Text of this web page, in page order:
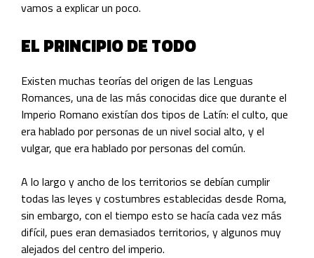
vamos a explicar un poco.
EL PRINCIPIO DE TODO
Existen muchas teorías del origen de las Lenguas
Romances, una de las más conocidas dice que durante el
Imperio Romano existían dos tipos de Latín: el culto, que
era hablado por personas de un nivel social alto, y el
vulgar, que era hablado por personas del común.
A lo largo y ancho de los territorios se debían cumplir
todas las leyes y costumbres establecidas desde Roma,
sin embargo, con el tiempo esto se hacía cada vez más
difícil, pues eran demasiados territorios, y algunos muy
alejados del centro del imperio.